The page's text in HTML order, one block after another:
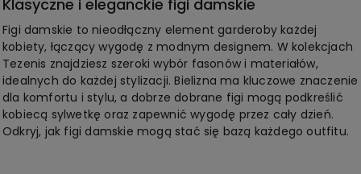
Klasyczne i eleganckie figi damskie
Figi damskie to nieodłączny element garderoby każdej
kobiety, łączący wygodę z modnym designem. W kolekcjach
Tezenis znajdziesz szeroki wybór fasonów i materiałów,
idealnych do każdej stylizacji. Bielizna ma kluczowe znaczenie
dla komfortu i stylu, a dobrze dobrane figi mogą podkreślić
kobiecą sylwetkę oraz zapewnić wygodę przez cały dzień.
Odkryj, jak figi damskie mogą stać się bazą każdego outfitu.